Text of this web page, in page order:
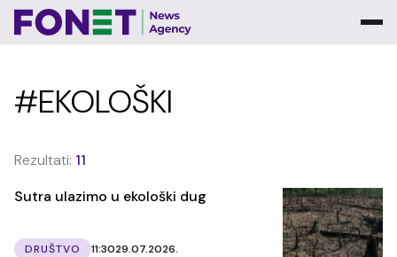
#EKOLOŠKI
Rezultati: 11
Sutra ulazimo u ekološki dug
DRUŠTVO 11:3029.07.2026.